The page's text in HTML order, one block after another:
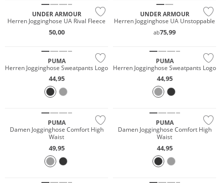
UNDER ARMOUR
Herren Jogginghose UA Rival Fleece
50,00
UNDER ARMOUR
Herren Jogginghose UA Unstoppable
ab75,99
PUMA
Herren Jogginghose Sweatpants Logo
44,95
PUMA
Herren Jogginghose Sweatpants Logo
44,95
PUMA
Damen Jogginghose Comfort High
Waist
49,95
PUMA
Damen Jogginghose Comfort High
Waist
44,95